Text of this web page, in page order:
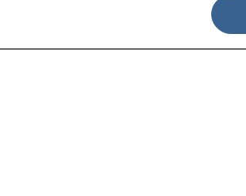
Lättläst svenska